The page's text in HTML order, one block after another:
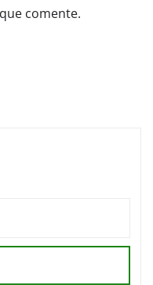
comente.